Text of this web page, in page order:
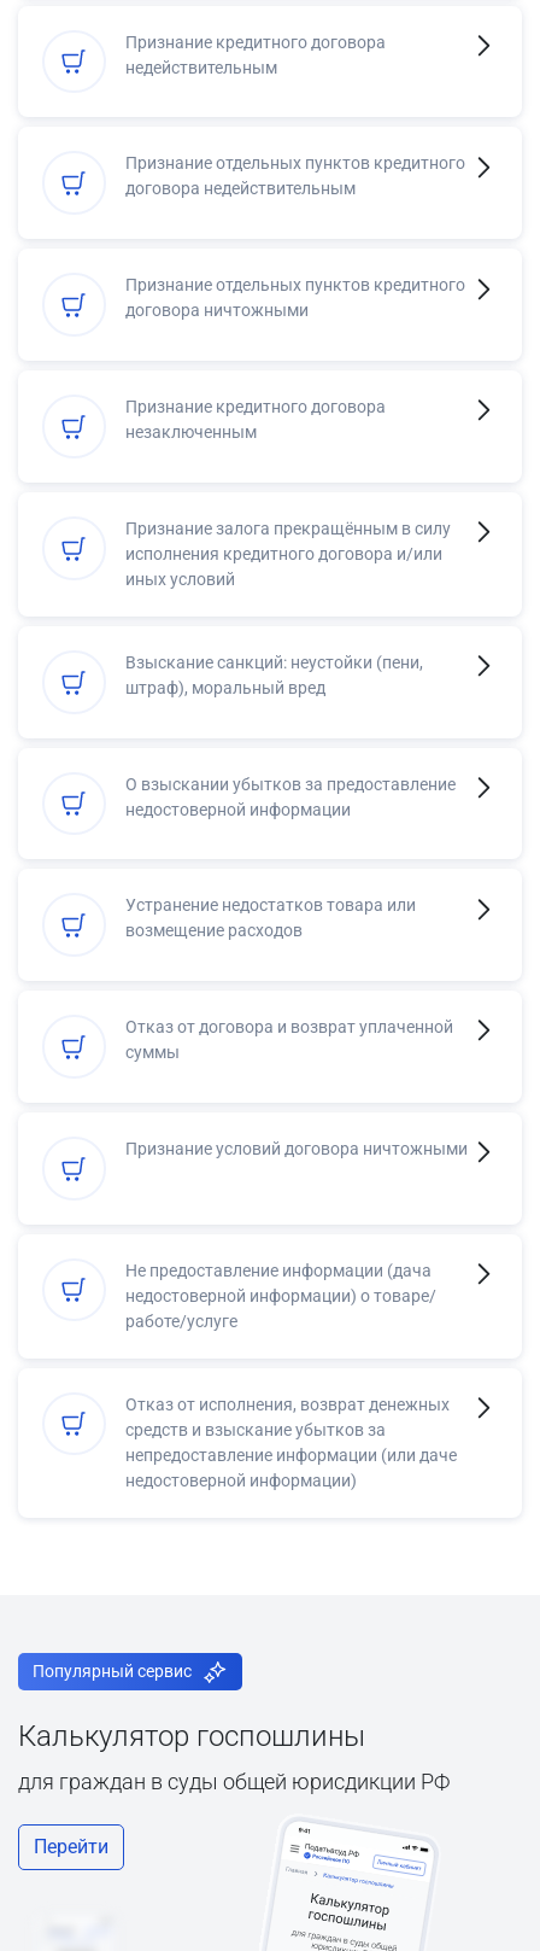
Признание кредитного договора
недействительным
Признание отдельных пунктов кредитного
договора недействительным
Признание отдельных пунктов кредитного
договора ничтожными
Признание кредитного договора
незаключенным
Признание залога прекращённым в силу
исполнения кредитного договора и/или
иных условий
Взыскание санкций: неустойки (пени,
штраф), моральный вред
О взыскании убытков за предоставление
недостоверной информации
Устранение недостатков товара или
возмещение расходов
Отказ от договора и возврат уплаченной
суммы
Признание условий договора ничтожными
Не предоставление информации (дача
недостоверной информации) о товаре/
работе/услуге
Отказ от исполнения, возврат денежных
средств и взыскание убытков за
непредоставление информации (или даче
недостоверной информации)
Популярный сервис
Калькулятор госпошлины
для граждан в суды общей юрисдикции РФ
Перейти